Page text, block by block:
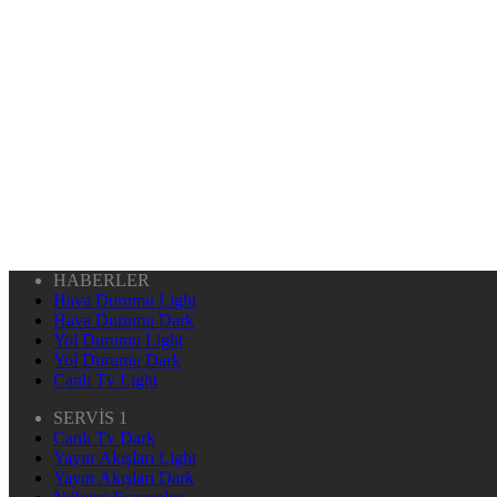
HABERLER
Hava Durumu Light
Hava Durumu Dark
Yol Durumu Light
Yol Durumu Dark
Canlı Tv Light
SERVİS 1
Canlı Tv Dark
Yayın Akışları Light
Yayın Akışları Dark